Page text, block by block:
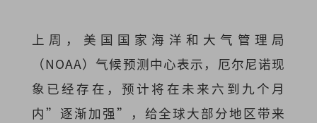
上周，美国国家海洋和大气管理局
（NOAA）气候预测中心表示，厄尔尼诺现
象已经存在，预计将在未来六到九个月
内”逐渐加强”，给全球大部分地区带来